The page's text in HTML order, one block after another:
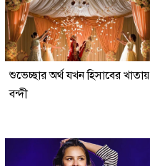
শুভেচ্ছার অর্থ যখন হিসাবের খাতায়
বন্দী